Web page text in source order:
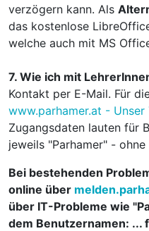
verzögern kann. Als
das kostenlose
welche auch mit MS
7. Wie ich mit
Kontakt per E-Mail. Für
www.parhamer.at - Unser
Zugangsdaten lauten für
jeweils "Parhamer" -
Bei bestehenden
online über
über IT-Probleme wie
dem Benutzernamen: ...